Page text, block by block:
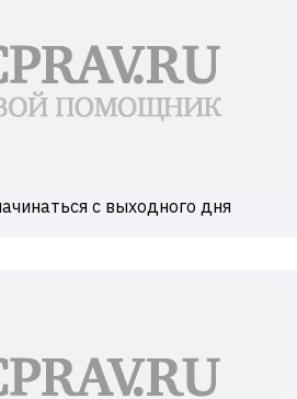
с выходного дня